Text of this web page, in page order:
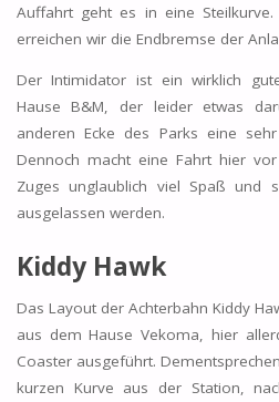
Auffahrt geht es in eine
erreichen wir die Endbremse der
Der Intimidator ist ein wirklich
Hause B&M, der leider etwas
anderen Ecke des Parks eine
Dennoch macht eine Fahrt hier
Zuges unglaublich viel Spaß und
ausgelassen werden.
Kiddy Hawk
Das Layout der Achterbahn Kiddy
aus dem Hause Vekoma, hier
Coaster ausgeführt.
kurzen Kurve aus der Station,